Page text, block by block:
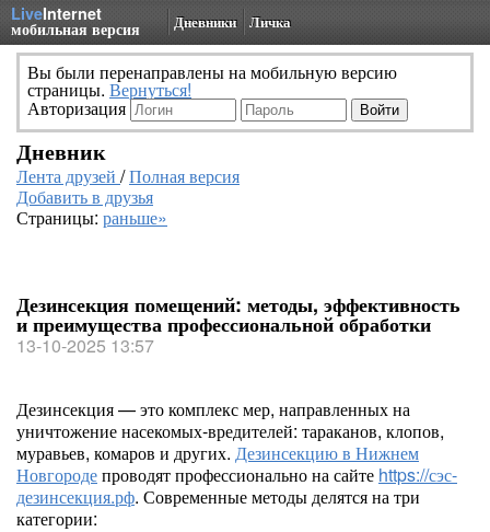
LiveInternet
мобильная версия Дневники Личка
Вы были перенаправлены на мобильную версию
страницы. Вернуться!
Авторизация
Дневник
Лента друзей /Полная версия
Добавить в друзья
Страницы: раньше»
Дезинсекция помещений: методы, эффективность
и преимущества профессиональной обработки
13-10-2025 13:57
Дезинсекция — это комплекс мер, направленных на
уничтожение насекомых-вредителей: тараканов, клопов,
муравьев, комаров и других. Дезинсекцию в Нижнем
Новгородепроводят профессионально на сайте https://сэс-
дезинсекция.рф. Современные методы делятся на три
категории: